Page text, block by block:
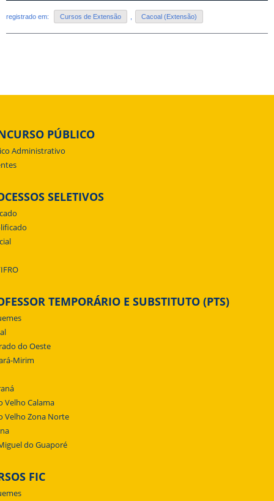
registrado em: Cursos de Extensão , Cacoal (Extensão)
PÚBLICO
Administrativo
SELETIVOS
TEMPORÁRIO E SUBSTITUTO (PTS)
do Oeste
Mirim
Velho Calama
Velho Zona Norte
do Guaporé
FIC